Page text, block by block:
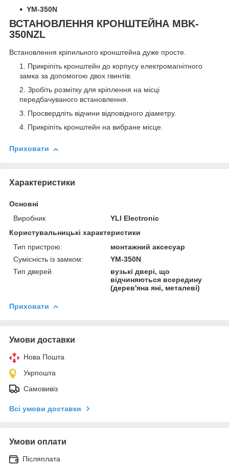
YM-350N
ВСТАНОВЛЕННЯ КРОНШТЕЙНА MBK-
350NZL
Встановлення кріпильного кронштейна дуже просте.
Прикріпіть кронштейн до корпусу електромагнітного
замка за допомогою двох гвинтів.
Зробіть розмітку для кріплення на місці
передбачуваного встановлення.
Просвердліть відчини відповідного діаметру.
Прикріпіть кронштейн на вибране місце.
Приховати
Характеристики
Основні
Виробник
YLI Electronic
Користувальницькі характеристики
Тип пристрою:
монтажний аксесуар
Сумісність із замком:
YM-350N
Тип дверей
вузькі двері, що
відчиняються всередину
(дерев'яна яні, металеві)
Приховати
Умови доставки
Нова Пошта
Укрпошта
Самовивіз
Всі умови доставки
Умови оплати
Післяплата